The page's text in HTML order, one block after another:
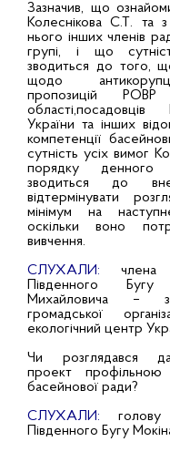
Зазначив, що
Колеснікова С.Т. та
нього інших членів
групі, і що
зводиться до того,
щодо
пропозицій РОВР
області,посадовців
України та інших
компетенції
сутність усіх вимог
порядку денного
зводиться до
відтермінувати
мінімум на
оскільки воно
вивчення.
СЛУХАЛИ: члена
Південного
Михайловича –
громадської
екологічний центр
Чи розглядався
проект
басейнової ради?
СЛУХАЛИ:
Південного Бугу